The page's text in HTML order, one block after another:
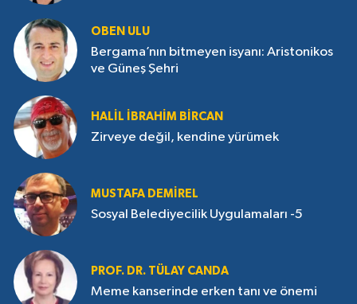
OBEN ULU
Bergama’nın bitmeyen isyanı: Aristonikos
ve Güneş Şehri
HALIL İBRAHIM BIRCAN
Zirveye değil, kendine yürümek
MUSTAFA DEMIREL
Sosyal Belediyecilik Uygulamaları -5
PROF. DR. TÜLAY CANDA
Meme kanserinde erken tanı ve önemi